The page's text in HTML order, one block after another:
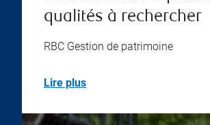
qualités à rechercher
RBC Gestion de patrimoine
Lire plus